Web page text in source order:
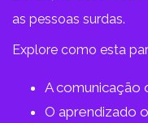
as pessoas surdas.
Explore como esta
A comunicação
O aprendizado